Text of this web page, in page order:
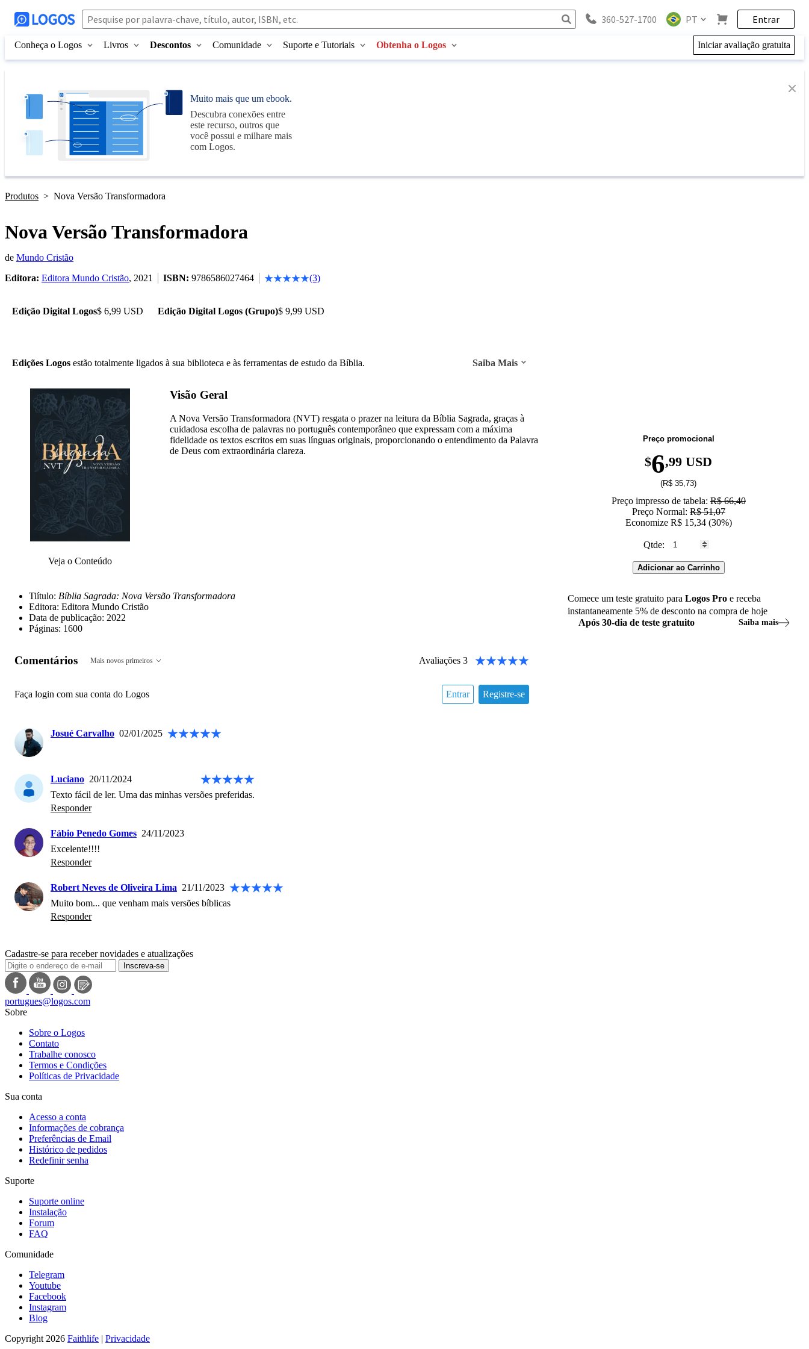
360-527-1700 PT Entrar
Conheça o Logos Livros Descontos Comunidade Suporte e Tutoriais Obtenha o Logos Iniciar avaliação gratuita
Muito mais que um ebook.
Descubra conexões entre
este recurso, outros que
você possui e milhare mais
com Logos.
Produtos > Nova Versão Transformadora
Nova Versão Transformadora
de Mundo Cristão
Editora: Editora Mundo Cristão, 2021 ISBN: 9786586027464 (3)
Edição Digital Logos$ 6,99 USD Edição Digital Logos (Grupo)$ 9,99 USD
Edições Logos estão totalmente ligados à sua biblioteca e às ferramentas de estudo da Bíblia. Saiba Mais
Veja o Conteúdo
Visão Geral
A Nova Versão Transformadora (NVT) resgata o prazer na leitura da Bíblia Sagrada, graças à
cuidadosa escolha de palavras no português contemporâneo que expressam com a máxima
fidelidade os textos escritos em suas línguas originais, proporcionando o entendimento da Palavra
de Deus com extraordinária clareza.
Tiítulo: Bíblia Sagrada: Nova Versão Transformadora
Editora: Editora Mundo Cristão
Data de publicação: 2022
Páginas: 1600
Comentários Mais novos primeiros Avaliações 3
Faça login com sua conta do Logos Entrar Registre-se
Josué Carvalho 02/01/2025
Luciano 20/11/2024
Texto fácil de ler. Uma das minhas versões preferidas.
Responder
Fábio Penedo Gomes 24/11/2023
Excelente!!!!
Responder
Robert Neves de Oliveira Lima 21/11/2023
Muito bom... que venham mais versões bíblicas
Responder
Preço promocional
$6,99 USD
(R$ 35,73)
Preço impresso de tabela:R$ 66,40
Preço Normal:R$ 51,07
Economize R$ 15,34 (30%)
Qtde:
Adicionar ao Carrinho
Comece um teste gratuito para Logos Proe receba
instantaneamente 5% de desconto na compra de hoje
Após 30-dia de teste gratuito Saiba mais
Cadastre-se para receber novidades e atualizações
Inscreva-se
portugues@logos.com
Sobre
Sobre o Logos
Contato
Trabalhe conosco
Termos e Condições
Políticas de Privacidade
Sua conta
Acesso a conta
Informações de cobrança
Preferências de Email
Histórico de pedidos
Redefinir senha
Suporte
Suporte online
Instalação
Forum
FAQ
Comunidade
Telegram
Youtube
Facebook
Instagram
Blog
Copyright 2026 Faithlife | Privacidade